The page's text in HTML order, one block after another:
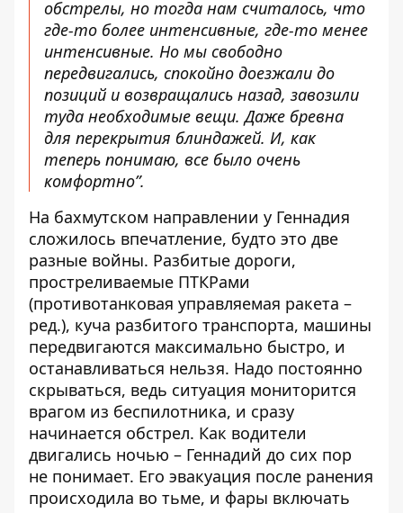
обстрелы, но тогда нам считалось, что
где-то более интенсивные, где-то менее
интенсивные. Но мы свободно
передвигались, спокойно доезжали до
позиций и возвращались назад, завозили
туда необходимые вещи. Даже бревна
для перекрытия блиндажей. И, как
теперь понимаю, все было очень
комфортно”.
На бахмутском направлении у Геннадия
сложилось впечатление, будто это две
разные войны. Разбитые дороги,
простреливаемые ПТКРами
(противотанковая управляемая ракета –
ред.), куча разбитого транспорта, машины
передвигаются максимально быстро, и
останавливаться нельзя. Надо постоянно
скрываться, ведь ситуация мониторится
врагом из беспилотника, и сразу
начинается обстрел. Как водители
двигались ночью – Геннадий до сих пор
не понимает. Его эвакуация после ранения
происходила во тьме, и фары включать